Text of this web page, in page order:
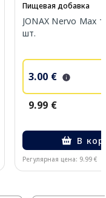
Пищевая добавка
JONAX Nervo Max
шт.
3.00 €
9.99 €
В
Регулярная цена: 9.99 €